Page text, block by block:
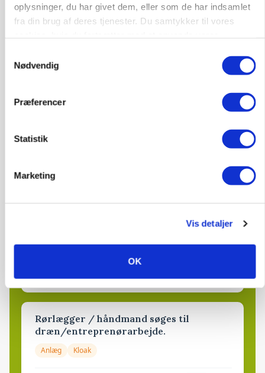
oplysninger, du har givet dem, eller som de har indsamlet
fra din brug af deres tjenester. Du samtykker til vores
Nødvendig
Præferencer
Statistik
Marketing
Vis detaljer
OK
mangler stadig plejeplan
Annonce
Grise
6950, Ringkøbing
Rørlægger / håndmand søges til
dræn/entreprenørarbejde.
Anlæg Kloak